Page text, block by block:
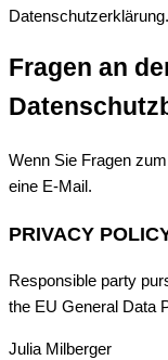
Datenschutzerklärung.
Fragen an
Wenn Sie Fragen
eine E-Mail.
PRIVACY
Responsible party
the EU General Data
Julia Milberger